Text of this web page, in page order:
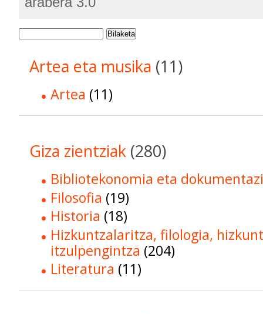
Bilaketa
Artea eta musika (11)
Artea (11)
Giza zientziak (280)
Bibliotekonomia eta
Filosofia (19)
Historia (18)
Hizkuntzalaritza, filologia,
itzulpengintza (204)
Literatura (11)